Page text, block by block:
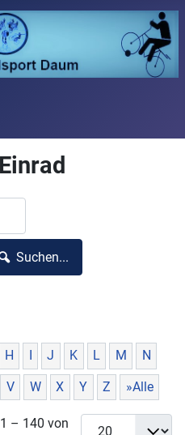
Suchen...
H J K L M N
V W X Y Z »Alle
– 140 von